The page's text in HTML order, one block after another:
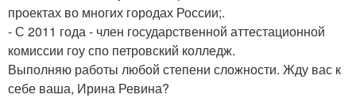
проектах во многих городах России;.
- С 2011 года - член государственной аттестационной
комиссии гоу спо петровский колледж.
Выполняю работы любой степени сложности. Жду вас к
себе ваша, Ирина Ревина?